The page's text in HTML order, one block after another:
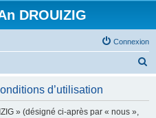
DROUIZIG
Connexion
d’utilisation
» (désigné ci-après par « nous »,